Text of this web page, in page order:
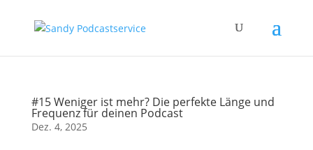
#15 Weniger ist mehr? Die perfekte Länge und
Frequenz für deinen Podcast
Dez. 4, 2025